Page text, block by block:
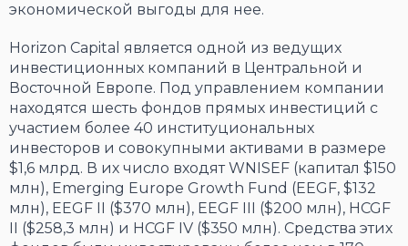
экономической выгоды для нее.
Horizon Capital является одной из ведущих
инвестиционных компаний в Центральной и
Восточной Европе. Под управлением компании
находятся шесть фондов прямых инвестиций с
участием более 40 институциональных
инвесторов и совокупными активами в размере
$1,6 млрд. В их число входят WNISEF (капитал $150
млн), Emerging Europe Growth Fund (EEGF, $132
млн), EEGF II ($370 млн), EEGF III ($200 млн), HCGF
II ($258,3 млн) и HCGF IV ($350 млн). Средства этих